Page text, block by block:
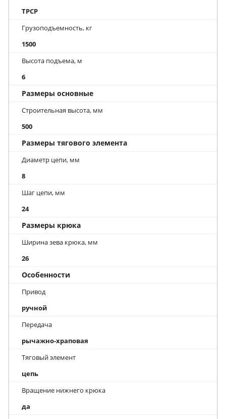
ТРСР
Грузоподъемность, кг
1500
Высота подъема, м
6
Размеры основные
Строительная высота, мм
500
Размеры тягового элемента
Диаметр цепи, мм
8
Шаг цепи, мм
24
Размеры крюка
Ширина зева крюка, мм
26
Особенности
Привод
ручной
Передача
рычажно-храповая
Тяговый элемент
цепь
Вращение нижнего крюка
да